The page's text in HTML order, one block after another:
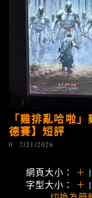
「雞排亂哈啦
德賽】短評
0 7/21/2026
網頁大小： ＋ |
字型大小： ＋ |